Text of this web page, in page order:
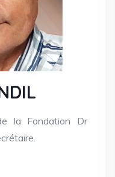
la Fondation Dr